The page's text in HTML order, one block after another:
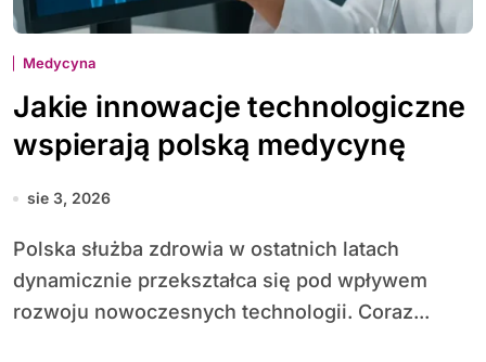
Medycyna
Jakie innowacje technologiczne
wspierają polską medycynę
sie 3, 2026
Polska służba zdrowia w ostatnich latach
dynamicznie przekształca się pod wpływem
rozwoju nowoczesnych technologii. Coraz...